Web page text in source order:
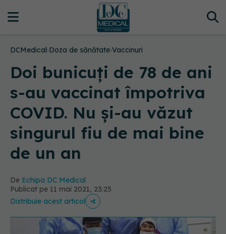
DCMedical›Doza de sănătate›Vaccinuri
Doi bunicuți de 78 de ani
s-au vaccinat împotriva
COVID. Nu și-au văzut
singurul fiu de mai bine
de un an
De Echipa DC Medical
Publicat pe 11 mai 2021, 23:25
Distribuie acest articol